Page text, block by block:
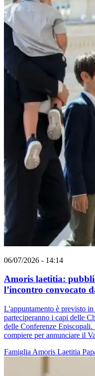
06/07/2026 - 14:14
Amoris laetitia:
l’incontro convocato
L'appuntamento è previsto
parteciperanno i capi delle
delle Conferenze
compiere per annunciare il
Famiglia Amoris Laetitia